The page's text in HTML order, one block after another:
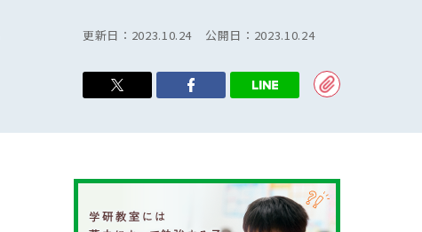
更新日： 2023.10.24 公開日： 2023.10.24